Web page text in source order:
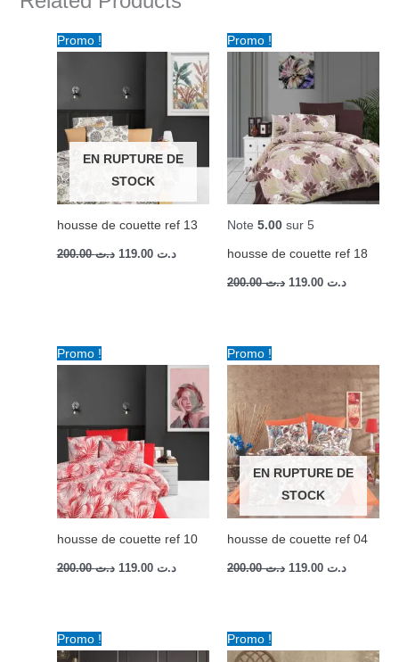
Promo !
EN RUPTURE DE
STOCK
housse de couette ref 13
د.ت200.00
prix
د.ت 200.00.
د.ت 119.00
prix
actuel
est :
Promo !
Note 5.00 sur 5
housse de couette ref 18
د.ت200.00
prix
initial
était :
د.ت
prix
Promo !
housse de couette ref 10
د.ت200.00
prix
د.ت 200.00.
د.ت 119.00
prix
est :
د.ت 119.00.
Promo !
EN RUPTURE DE
STOCK
housse de couette ref 04
د.ت200.00
prix
était :
د.ت 200.00.
د.ت
prix
actuel
est :
Promo !
de
Promo !
prix
prix